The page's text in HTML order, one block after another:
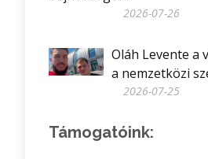
2026-07-26
Oláh Levente a
a nemzetközi
2026-07-25
Támogatóink: